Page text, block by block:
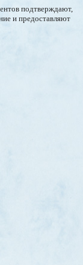
подтверждают,
и предоставляют